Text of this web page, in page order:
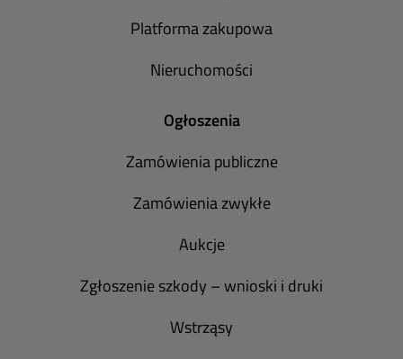
Platforma zakupowa
Nieruchomości
Ogłoszenia
Zamówienia publiczne
Zamówienia zwykłe
Aukcje
Zgłoszenie szkody – wnioski i druki
Wstrząsy